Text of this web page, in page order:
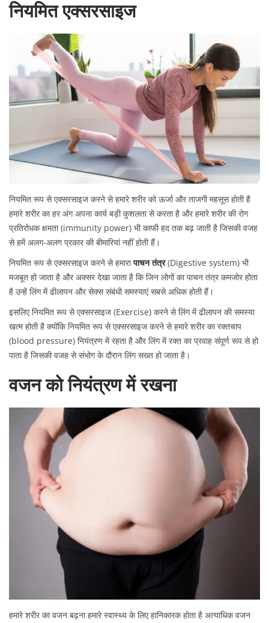
नियमित एक्सरसाइज
नियमित रूप से एक्सरसाइज करने से हमारे शरीर को ऊर्जा और ताजगी महसूस होती है
हमारे शरीर का हर अंग अपना कार्य बड़ी कुशलता से करता है और हमारे शरीर की रोग
प्रतिरोधक क्षमता (immunity power) भी काफी हद तक बढ़ जाती है जिसकी वजह
से हमें अलग-अलग प्रकार की बीमारियां नहीं होती हैं।
नियमित रूप से एक्सरसाइज करने से हमारापाचन तंत्र(Digestive system) भी
मजबूत हो जाता है और अक्सर देखा जाता है कि जिन लोगों का पाचन तंत्र कमजोर होता
है उन्हें लिंग में ढीलापन और सेक्स संबंधी समस्याएं सबसे अधिक होती हैं।
इसलिए नियमित रूप से एक्सरसाइज (Exercise) करने से लिंग में ढीलापन की समस्या
खत्म होती है क्योंकि नियमित रूप से एक्सरसाइज करने से हमारे शरीर का रक्तचाप
(blood pressure) नियंत्रण में रहता है और लिंग में रक्त का प्रवाह संपूर्ण रूप से हो
पाता है जिसकी वजह से संभोग के दौरान लिंग सख्त हो जाता है।
वजन को नियंत्रण में रखना
हमारे शरीर का वजन बढ़ना हमारे स्वास्थ्य के लिए हानिकारक होता है अत्याधिक वजन